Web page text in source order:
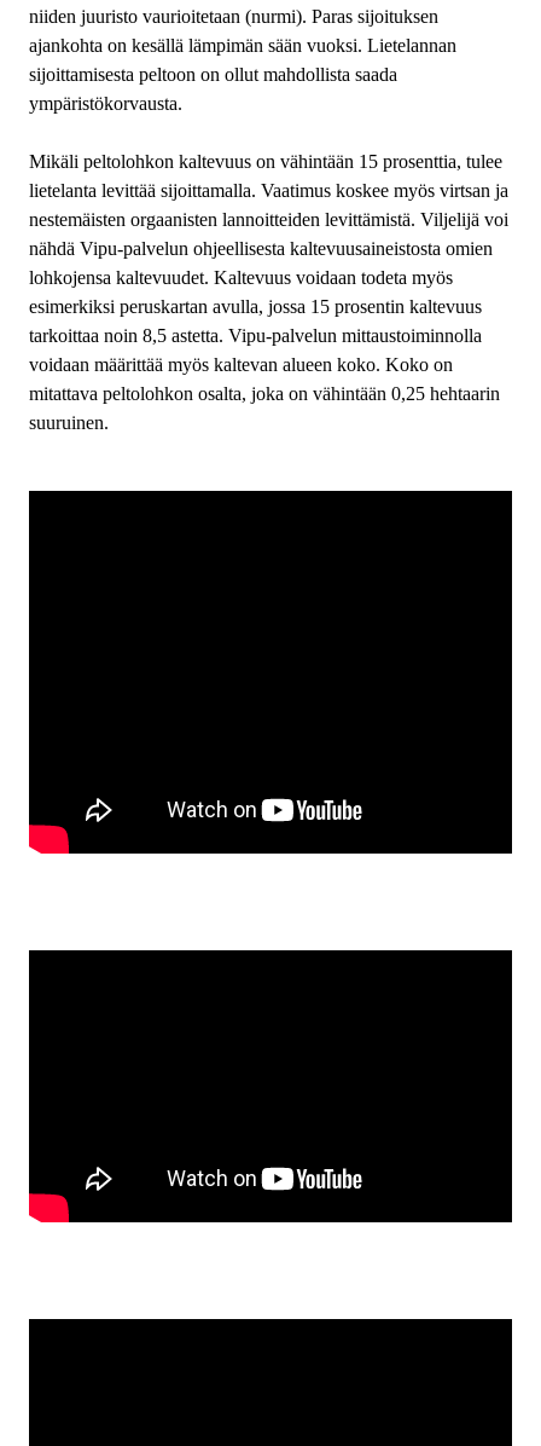
niiden juuristo vaurioitetaan (nurmi). Paras sijoituksen
ajankohta on kesällä lämpimän sään vuoksi. Lietelannan
sijoittamisesta peltoon on ollut mahdollista saada
ympäristökorvausta.
Mikäli peltolohkon kaltevuus on vähintään 15 prosenttia, tulee
lietelanta levittää sijoittamalla. Vaatimus koskee myös virtsan ja
nestemäisten orgaanisten lannoitteiden levittämistä. Viljelijä voi
nähdä Vipu-palvelun ohjeellisesta kaltevuusaineistosta omien
lohkojensa kaltevuudet. Kaltevuus voidaan todeta myös
esimerkiksi peruskartan avulla, jossa 15 prosentin kaltevuus
tarkoittaa noin 8,5 astetta. Vipu-palvelun mittaustoiminnolla
voidaan määrittää myös kaltevan alueen koko. Koko on
mitattava peltolohkon osalta, joka on vähintään 0,25 hehtaarin
suuruinen.